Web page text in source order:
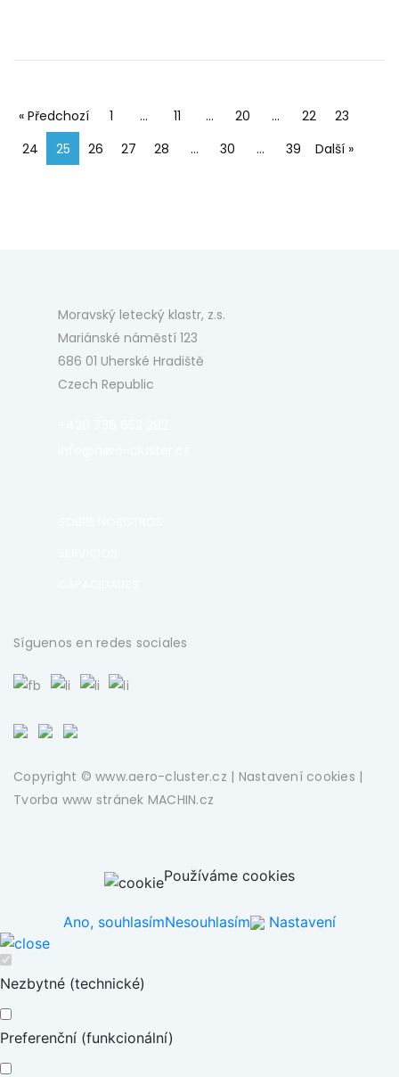
« Předchozí 1 … 11 … 20 … 22
23
24
25 26 27 28 … 30 … 39 Další »
Moravský letecký klastr, z.s.
Mariánské náměstí 123
686 01 Uherské Hradiště
Czech Republic
Síguenos en redes sociales
Copyright © www.aero-cluster.cz | Nastavení cookies |
Tvorba www stránek MACHIN.cz
Používáme cookies
Ano, souhlasímNesouhlasím Nastavení
Nezbytné (technické)
Preferenční (funkcionální)